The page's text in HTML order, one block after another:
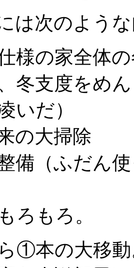
は次のよう
様の家全体
冬支度をめ
いだ）
の大掃除
備（ふだん
ろもろ。
①本の大移動